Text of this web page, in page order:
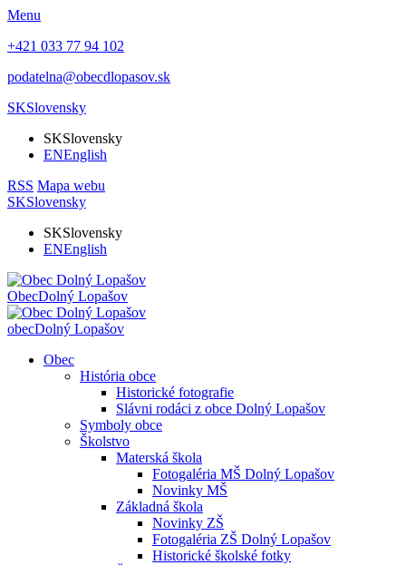
Menu
+421 033 77 94 102
podatelna@obecdlopasov.sk
SKSlovensky
SKSlovensky
ENEnglish
RSS Mapa webu
SKSlovensky
SKSlovensky
ENEnglish
ObecDolný Lopašov
obecDolný Lopašov
Obec
História obce
Historické fotografie
Slávni rodáci z obce Dolný Lopašov
Symboly obce
Školstvo
Materská škola
Fotogaléria MŠ Dolný Lopašov
Novinky MŠ
Základná škola
Novinky ZŠ
Fotogaléria ZŠ Dolný Lopašov
Historické školské fotky